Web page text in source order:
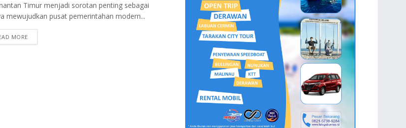
Timur menjadi sorotan penting sebagai
mewujudkan pusat pemerintahan modern...
MORE